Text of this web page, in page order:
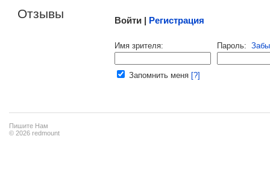
Отзывы Войти | Регистрация
Имя зрителя: Пароль:
Запомнить меня [?]
Пишите Нам
© 2026 redmount